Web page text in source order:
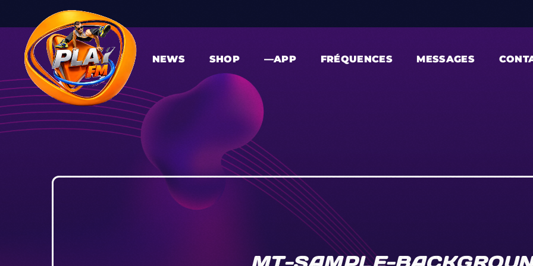
NEWS SHOP —APP FRÉQUENCES MESSAGES